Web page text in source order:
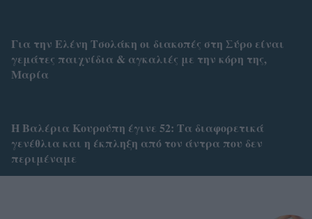
Για την Ελένη Τσολάκη οι διακοπές στη Σύρο είναι
γεμάτες παιχνίδια & αγκαλιές με την κόρη της,
Μαρία
Η Βαλέρια Κουρούπη έγινε 52: Tα διαφορετικά
γενέθλια και η έκπληξη από τον άντρα που δεν
περιμέναμε